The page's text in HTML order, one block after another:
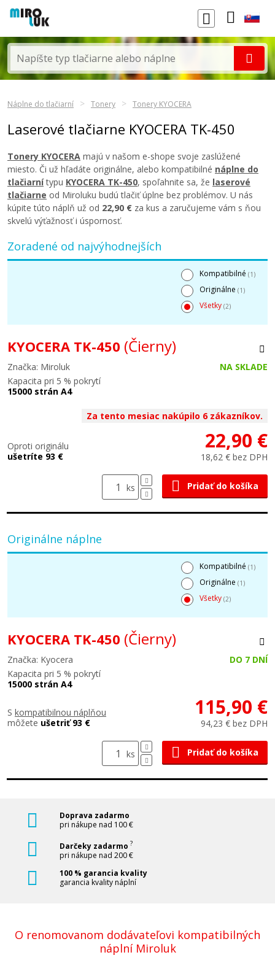
Náplne do tlačiarní Tonery Tonery KYOCERA
Laserové tlačiarne KYOCERA TK-450
Tonery KYOCERA majú v našom e-shope svoje zaslúžené
miesto. Či už hľadáte originálne, alebo kompatibilné náplne do
tlačiarnítypu KYOCERA TK-450, spoľahnite sa, že laserové
tlačiarne od Miroluku budú tlačiť úplne bez problémov. U nás
kúpite túto náplň už od 22,90 € za kus a zaručujeme vám s ňou
skvelú výťažnosť i úspornosť.
Zoradené od najvýhodnejších
Kompatibilné (1)
Originálne (1)
Všetky (2)
KYOCERA TK-450 (Čierny)
Značka: Miroluk
NA SKLADE
Kapacita pri 5 % pokrytí
15000 strán A4
Za tento mesiac nakúpilo 6 zákazníkov.
Oproti originálu
ušetríte 93 €
22,90 €
18,62 € bez DPH
ks Pridať do košíka
Originálne náplne
Kompatibilné (1)
Originálne (1)
Všetky (2)
KYOCERA TK-450 (Čierny)
Značka: Kyocera
DO 7 DNÍ
Kapacita pri 5 % pokrytí
15000 strán A4
S kompatibilnou náplňou
môžete ušetriť 93 €
115,90 €
94,23 € bez DPH
ks Pridať do košíka
Doprava zadarmo
pri nákupe nad 100 €
Darčeky zadarmo ?
pri nákupe nad 200 €
100 % garancia kvality
garancia kvality náplní
O renomovanom dodávateľovi kompatibilných
náplní Miroluk